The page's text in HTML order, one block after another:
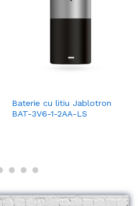
Baterie cu litiu Jablotron
BAT-3V6-1-2AA-LS